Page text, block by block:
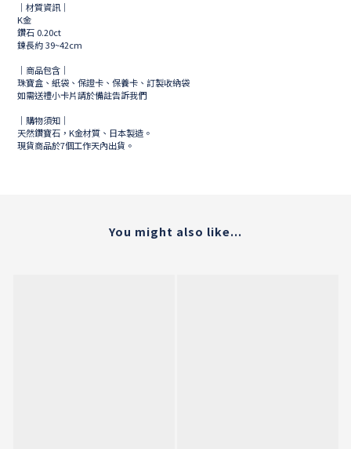
｜材質資訊｜
K金
鑽石 0.20ct
鍊長約 39~42cm
｜商品包含｜
珠寶盒、紙袋、保證卡、保養卡、訂製收納袋
如需送禮小卡片請於備註告訴我們
｜購物須知｜
天然鑽寶石，K金材質、日本製造。
現貨商品於7個工作天內出貨。
You might also like...